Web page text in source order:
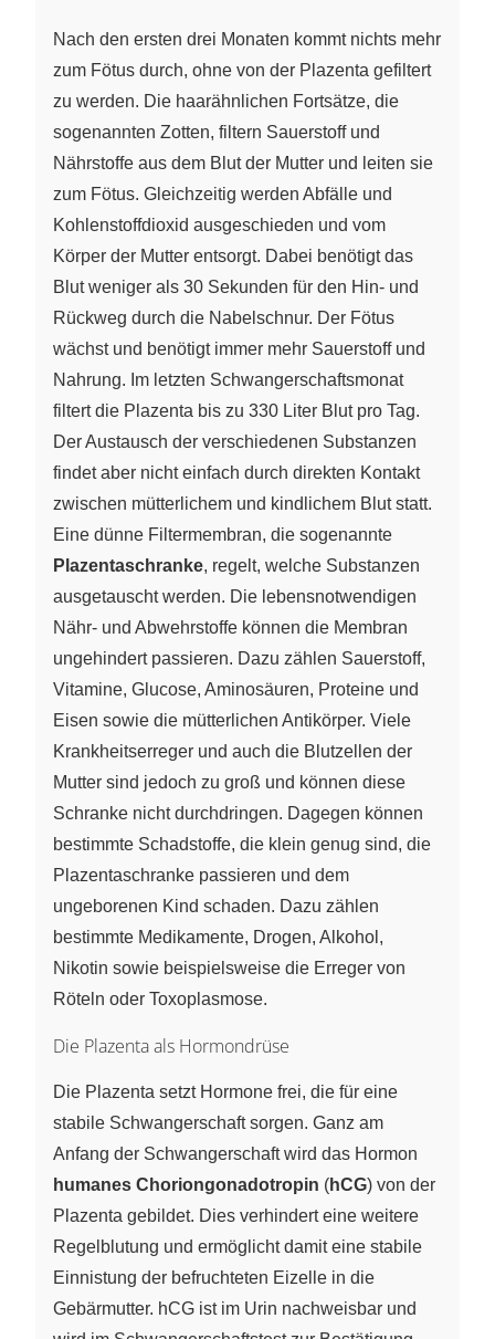
Nach den ersten drei Monaten kommt nichts mehr
zum Fötus durch, ohne von der Plazenta gefiltert
zu werden. Die haarähnlichen Fortsätze, die
sogenannten Zotten, filtern Sauerstoff und
Nährstoffe aus dem Blut der Mutter und leiten sie
zum Fötus. Gleichzeitig werden Abfälle und
Kohlenstoffdioxid ausgeschieden und vom
Körper der Mutter entsorgt. Dabei benötigt das
Blut weniger als 30 Sekunden für den Hin- und
Rückweg durch die Nabelschnur. Der Fötus
wächst und benötigt immer mehr Sauerstoff und
Nahrung. Im letzten Schwangerschaftsmonat
filtert die Plazenta bis zu 330 Liter Blut pro Tag.
Der Austausch der verschiedenen Substanzen
findet aber nicht einfach durch direkten Kontakt
zwischen mütterlichem und kindlichem Blut statt.
Eine dünne Filtermembran, die sogenannte
Plazentaschranke, regelt, welche Substanzen
ausgetauscht werden. Die lebensnotwendigen
Nähr- und Abwehrstoffe können die Membran
ungehindert passieren. Dazu zählen Sauerstoff,
Vitamine, Glucose, Aminosäuren, Proteine und
Eisen sowie die mütterlichen Antikörper. Viele
Krankheitserreger und auch die Blutzellen der
Mutter sind jedoch zu groß und können diese
Schranke nicht durchdringen. Dagegen können
bestimmte Schadstoffe, die klein genug sind, die
Plazentaschranke passieren und dem
ungeborenen Kind schaden. Dazu zählen
bestimmte Medikamente, Drogen, Alkohol,
Nikotin sowie beispielsweise die Erreger von
Röteln oder Toxoplasmose.
Die Plazenta als Hormondrüse
Die Plazenta setzt Hormone frei, die für eine
stabile Schwangerschaft sorgen. Ganz am
Anfang der Schwangerschaft wird das Hormon
humanes Choriongonadotropin (hCG) von der
Plazenta gebildet. Dies verhindert eine weitere
Regelblutung und ermöglicht damit eine stabile
Einnistung der befruchteten Eizelle in die
Gebärmutter. hCG ist im Urin nachweisbar und